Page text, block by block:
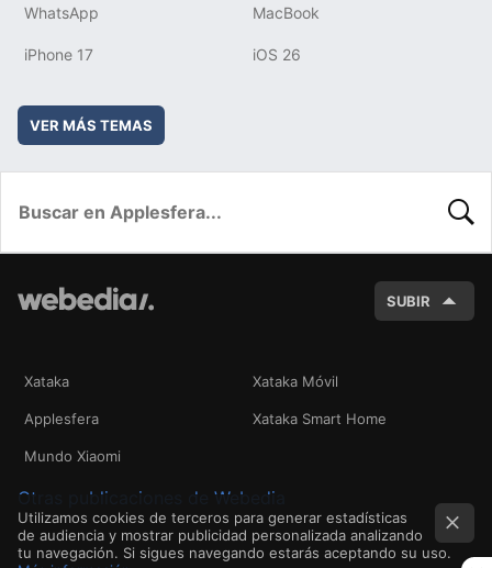
WhatsApp MacBook
iPhone 17 iOS 26
VER MÁS TEMAS
SUBIR
Xataka Xataka Móvil
Applesfera Xataka Smart Home
Mundo Xiaomi
Otras publicaciones de Webedia
Utilizamos cookies de terceros para generar estadísticas
de audiencia y mostrar publicidad personalizada analizando
tu navegación. Si sigues navegando estarás aceptando su uso.